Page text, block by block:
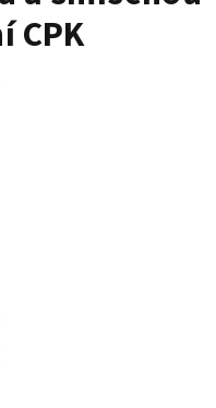
CPK